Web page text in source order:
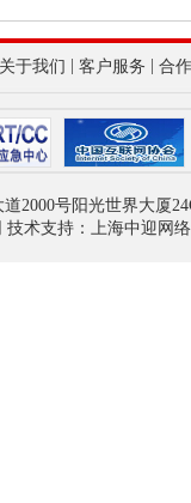
关于我们 客户服务 合
2000号阳光世界大厦
技术支持：上海中迎